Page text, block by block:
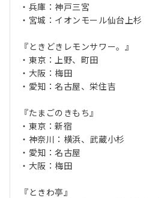
・兵庫：神戸三宮
・宮城：イオンモール仙台上杉
『ときどきレモンサワー。』
・東京：上野、町田
・大阪：梅田
・愛知：名古屋、栄住吉
『たまごのきもち』
・東京：新宿
・神奈川：横浜、武蔵小杉
・愛知：名古屋
・大阪：梅田
『ときわ亭』